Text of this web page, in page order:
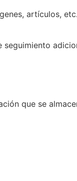
artículos,
que se